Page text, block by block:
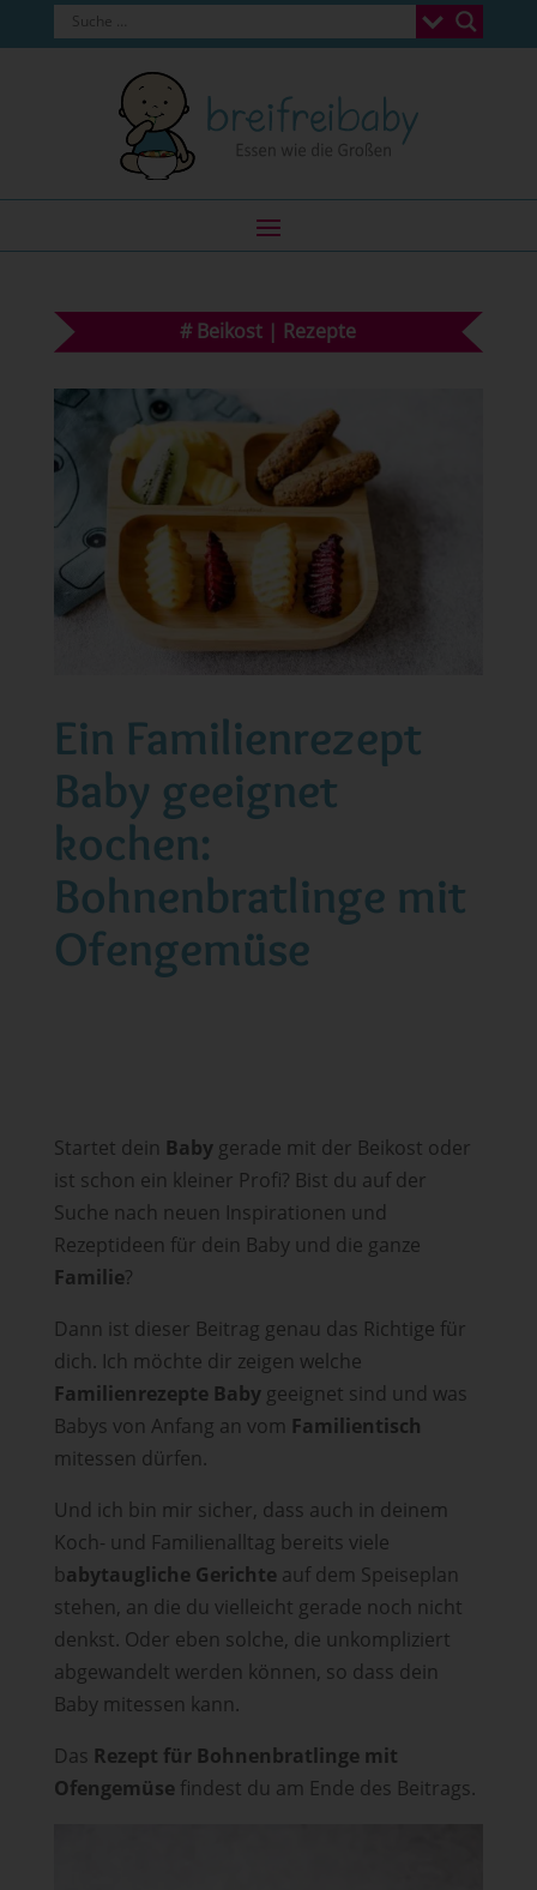
# Beikost | Rezepte
Ein Familienrezept
Baby geeignet
kochen:
Bohnenbratlinge mit
Ofengemüse
Startet dein Babygerade mit der Beikost oder
ist schon ein kleiner Profi? Bist du auf der
Suche nach neuen Inspirationen und
Rezeptideen für dein Baby und die ganze
Familie?
Dann ist dieser Beitrag genau das Richtige für
dich. Ich möchte dir zeigen welche
Familienrezepte Babygeeignet sind und was
Babys von Anfang an vom Familientisch
mitessen dürfen.
Und ich bin mir sicher, dass auch in deinem
Koch- und Familienalltag bereits viele
babytaugliche Gerichteauf dem Speiseplan
stehen, an die du vielleicht gerade noch nicht
denkst. Oder eben solche, die unkompliziert
abgewandelt werden können, so dass dein
Baby mitessen kann.
Das Rezept für Bohnenbratlinge mit
Ofengemüsefindest du am Ende des Beitrags.